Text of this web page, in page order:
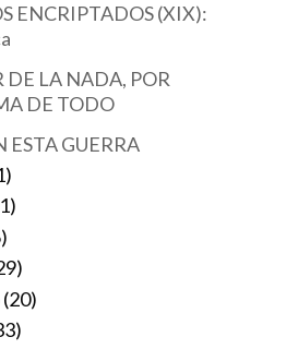
ENCRIPTADOS (XIX):
DE LA NADA, POR
DE TODO
ESTA GUERRA
(20)